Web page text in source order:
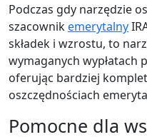
Podczas gdy narzędzie
szacownikemerytalny
składek i wzrostu, to
wymaganych wypłatach
oferując bardziej
oszczędnościach
Pomocne dla